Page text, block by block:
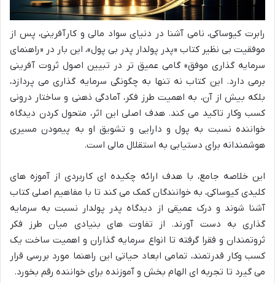
رابرت کیوساکی، نامی آشنا در دنیای سواد مالی و کارآفرینی، پس از
موفقیت بی نظیر کتاب «پدر پولدار پدر بی پول»، این بار در «راهنمای
سرمایه گذاری موفق» گامی عمیق تر در تبیین اصول ثروت آفرینی
برمی دارد. این کتاب نه تنها به چگونگی سرمایه گذاری می پردازد،
بلکه بیش از آن، به اهمیت طرز فکر، آمادگی ذهنی و ساختار درونی
کسب وکار تاکید می کند. هدف اصلی این اثر، متحول کردن دیدگاه
خواننده نسبت به پول و دارایی و تشویق او به پیمودن مسیری
هوشمندانه برای دستیابی به استقلال مالی است.
این خلاصه جامع، با هدف ارائه چکیده ای کاربردی از آموزه های
کلیدی کیوساکی، به خوانندگان کمک می کند تا با مفاهیم اصلی کتاب
آشنا شوند و درک عمیقی از دیدگاه پدر پولدار نسبت به سرمایه
گذاری به دست آورند. از تفاوت های بنیادی میان طرز فکر
ثروتمندان و فقرا گرفته تا انواع سرمایه گذاران و اهمیت ساخت یک
کسب وکار قدرتمند، تمامی ابعاد حیاتی این راهنما مورد بررسی قرار
می گیرد تا تجربه ای الهام بخش و آموزنده برای خواننده رقم بخورد.